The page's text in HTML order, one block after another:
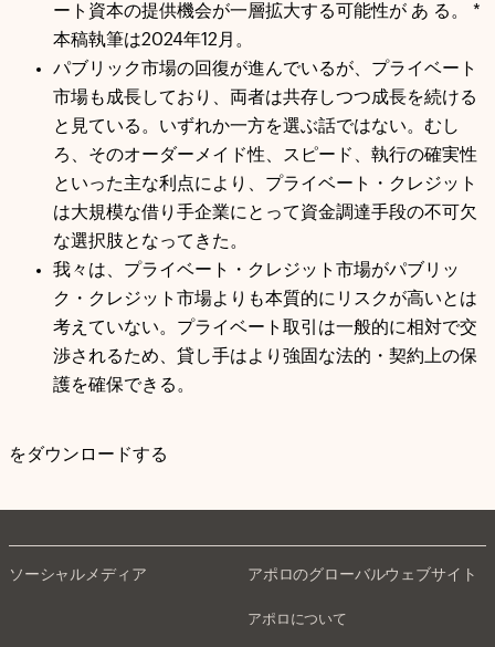
ート資本の提供機会が一層拡大する可能性が あ る。 *
本稿執筆は2024年12月。
パブリック市場の回復が進んでいるが、プライベート
市場も成長しており、両者は共存しつつ成長を続ける
と見ている。いずれか一方を選ぶ話ではない。むし
ろ、そのオーダーメイド性、スピード、執行の確実性
といった主な利点により、プライベート・クレジット
は大規模な借り手企業にとって資金調達手段の不可欠
な選択肢となってきた。
我々は、プライベート・クレジット市場がパブリッ
ク・クレジット市場よりも本質的にリスクが高いとは
考えていない。プライベート取引は一般的に相対で交
渉されるため、貸し手はより強固な法的・契約上の保
護を確保できる。
をダウンロードする
ソーシャルメディア アポロのグローバルウェブサイト
アポロについて